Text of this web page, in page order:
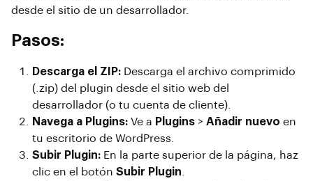
desde el sitio de un desarrollador.
Pasos:
Descarga el ZIP: Descarga el archivo comprimido
(.zip) del plugin desde el sitio web del
desarrollador (o tu cuenta de cliente).
Navega a Plugins: Ve a Plugins > Añadir nuevo en
tu escritorio de WordPress.
Subir Plugin: En la parte superior de la página, haz
clic en el botón Subir Plugin